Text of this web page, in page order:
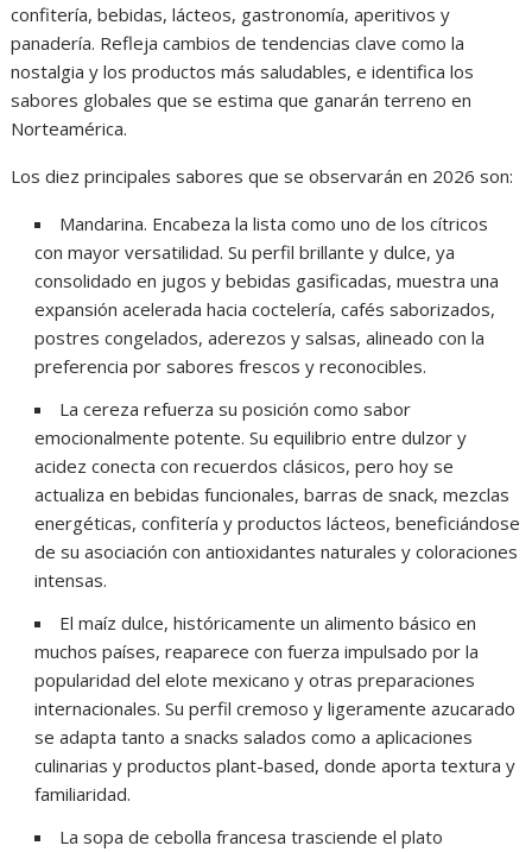
confitería, bebidas, lácteos, gastronomía, aperitivos y
panadería. Refleja cambios de tendencias clave como la
nostalgia y los productos más saludables, e identifica los
sabores globales que se estima que ganarán terreno en
Norteamérica.
Los diez principales sabores que se observarán en 2026 son:
Mandarina. Encabeza la lista como uno de los cítricos
con mayor versatilidad. Su perfil brillante y dulce, ya
consolidado en jugos y bebidas gasificadas, muestra una
expansión acelerada hacia coctelería, cafés saborizados,
postres congelados, aderezos y salsas, alineado con la
preferencia por sabores frescos y reconocibles.
La cereza refuerza su posición como sabor
emocionalmente potente. Su equilibrio entre dulzor y
acidez conecta con recuerdos clásicos, pero hoy se
actualiza en bebidas funcionales, barras de snack, mezclas
energéticas, confitería y productos lácteos, beneficiándose
de su asociación con antioxidantes naturales y coloraciones
intensas.
El maíz dulce, históricamente un alimento básico en
muchos países, reaparece con fuerza impulsado por la
popularidad del elote mexicano y otras preparaciones
internacionales. Su perfil cremoso y ligeramente azucarado
se adapta tanto a snacks salados como a aplicaciones
culinarias y productos plant-based, donde aporta textura y
familiaridad.
La sopa de cebolla francesa trasciende el plato